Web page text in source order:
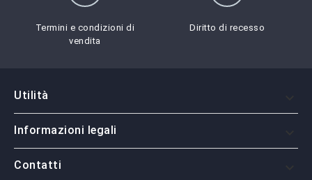
Termini e condizioni di
vendita
Diritto di recesso
Utilità
Informazioni legali
Contatti